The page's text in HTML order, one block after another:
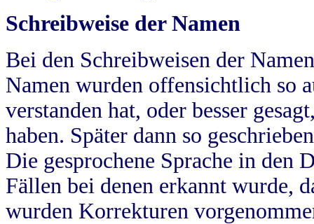
Schreibweise der Namen
Bei den Schreibweisen der
Namen wurden offensichtlich so
verstanden hat, oder besser
haben. Später dann so
Die gesprochene Sprache in
Fällen bei denen erkannt wurde,
wurden Korrekturen